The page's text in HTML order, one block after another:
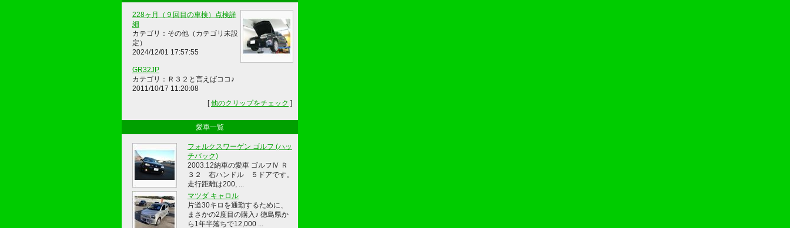
228ヶ月（９回目の車検）点検詳
細
カテゴリ：その他（カテゴリ未設
定）
2024/12/01 17:57:55
GR32JP
カテゴリ：Ｒ３２と言えばココ♪
2011/10/17 11:20:08
[他のクリップをチェック ]
愛車一覧
フォルクスワーゲン ゴルフ (ハッ
チバック)
2003.12納車の愛車 ゴルフⅣ Ｒ
３２ 右ハンドル ５ドアです。
走行距離は200, ...
マツダ キャロル
片道30キロを通勤するために、
まさかの2度目の購入♪ 徳島県か
ら1年半落ちで12,000 ...